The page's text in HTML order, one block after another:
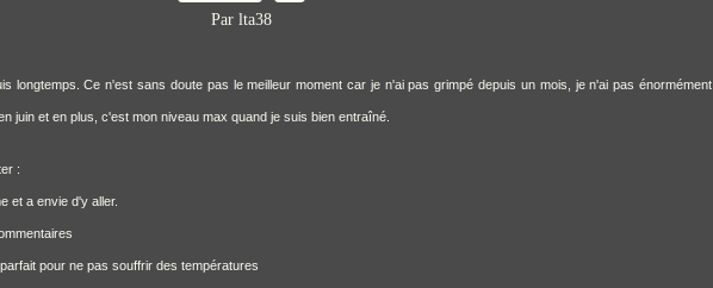
Par lta38
longtemps. Ce n'est sans doute pas le meilleur moment car je n'ai pas grimpé depuis un mois, je n'ai pas énormément
juin et en plus, c'est mon niveau max quand je suis bien entraîné.
:
et a envie d'y aller.
pour ne pas souffrir des températures